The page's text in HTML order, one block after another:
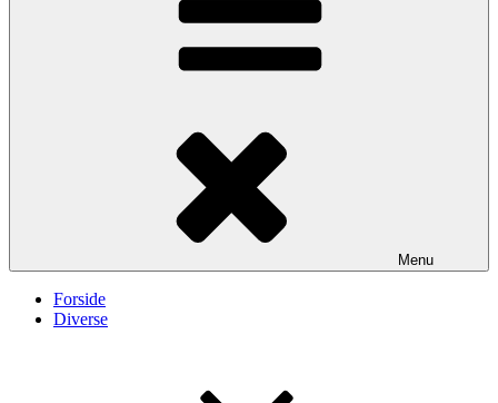
Menu
Forside
Diverse